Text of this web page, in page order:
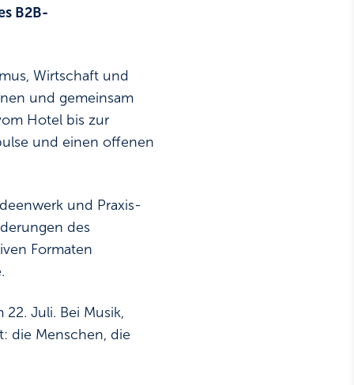
B2B-
Wirtschaft und
und gemeinsam
Hotel bis zur
und einen offenen
und Praxis-
des
Formaten
Juli. Bei Musik,
die Menschen, die